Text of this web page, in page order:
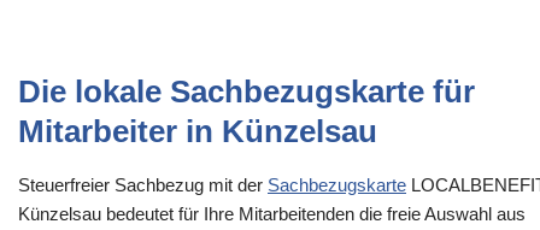
Die lokale Sachbezugskarte für
Mitarbeiter in Künzelsau
Steuerfreier Sachbezug mit der Sachbezugskarte
Künzelsau bedeutet für Ihre Mitarbeitenden die freie Auswahl aus